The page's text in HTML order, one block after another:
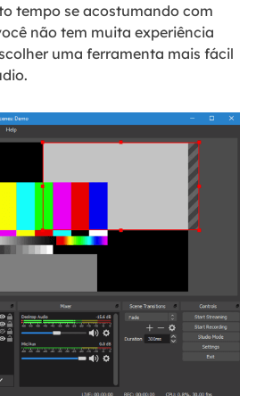
tempo se acostumando com
não tem muita experiência
uma ferramenta mais fácil